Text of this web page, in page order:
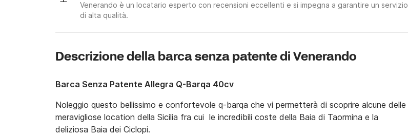
Venerando è un locatario esperto con recensioni eccellenti e si impegna a garantire un servizio
di alta qualità.
Descrizione della barca senza patente di Venerando
Barca Senza Patente Allegra Q-Barqa 40cv
Noleggio questo bellissimo e confortevole q-barqa che vi permetterà di scoprire alcune delle
meravigliose location della Sicilia fra cui  le incredibili coste della Baia di Taormina e la
deliziosa Baia dei Ciclopi.